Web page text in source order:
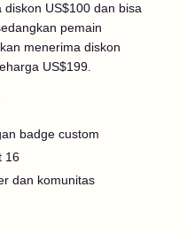
US$100 dan bisa
pemain
menerima diskon
US$199.
badge custom
16
dan komunitas